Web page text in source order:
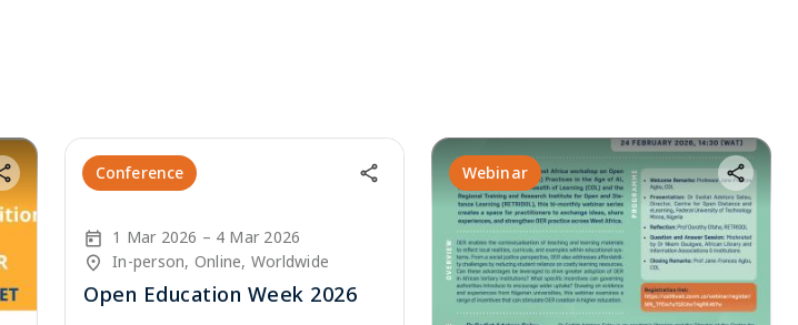
Conference
Start Date
1 Mar 2026 End Date
4 Mar 2026
Location/Venue
In-person, Online, Worldwide
Open Education Week 2026
Webinar